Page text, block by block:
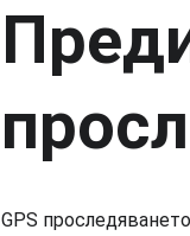
GPS